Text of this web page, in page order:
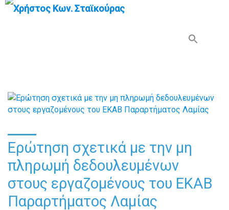
Ερώτηση σχετικά με την μη
πληρωμή δεδουλευμένων
στους εργαζομένους του ΕΚΑΒ
Παραρτήματος Λαμίας